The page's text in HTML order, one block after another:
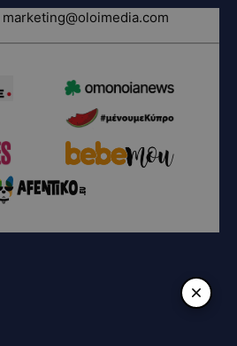
marketing@oloimedia.com